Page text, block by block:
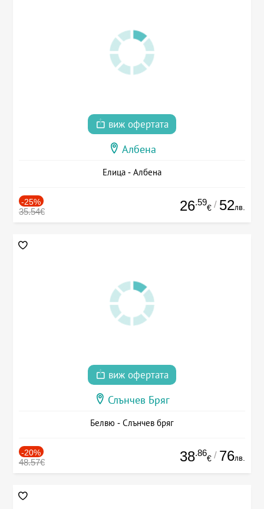
виж офертата
Албена
Елица - Албена
-25%
35.54€ 26.59
€ / 52лв.
виж офертата
Слънчев Бряг
Белвю - Слънчев бряг
-20%
48.57€ 38.86
€ / 76лв.